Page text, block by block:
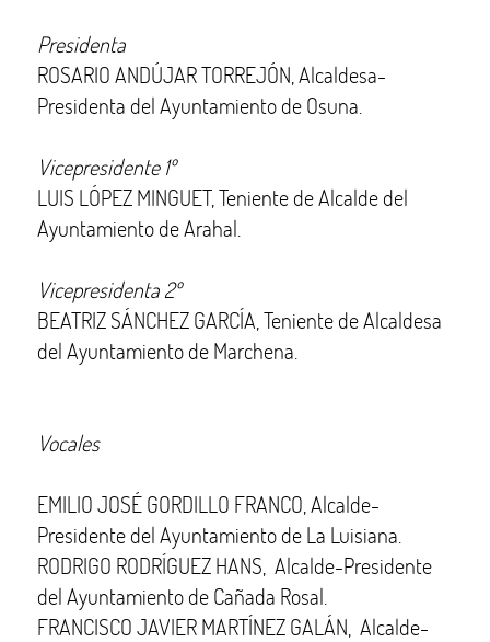
Presidenta
ROSARIO ANDÚJAR TORREJÓN, Alcaldesa-
Presidenta del Ayuntamiento de Osuna.
Vicepresidente 1º
LUIS LÓPEZ MINGUET, Teniente de Alcalde del
Ayuntamiento de Arahal.
Vicepresidenta 2º
BEATRIZ SÁNCHEZ GARCÍA, Teniente de Alcaldesa
del Ayuntamiento de Marchena.
Vocales
EMILIO JOSÉ GORDILLO FRANCO, Alcalde-
Presidente del Ayuntamiento de La Luisiana.
RODRIGO RODRÍGUEZ HANS, Alcalde-Presidente
del Ayuntamiento de Cañada Rosal.
FRANCISCO JAVIER MARTÍNEZ GALÁN, Alcalde-